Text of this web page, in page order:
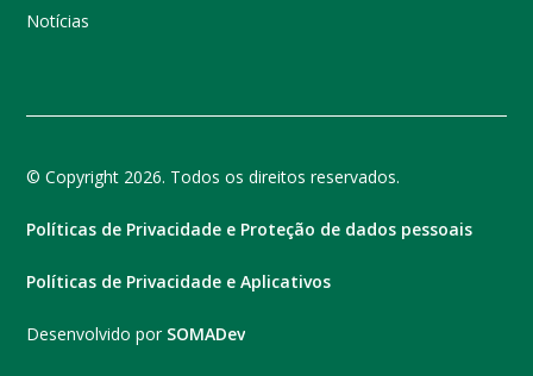
Notícias
© Copyright 2026. Todos os direitos reservados.
Políticas de Privacidade e Proteção de dados pessoais
Políticas de Privacidade e Aplicativos
Desenvolvido por SOMADev